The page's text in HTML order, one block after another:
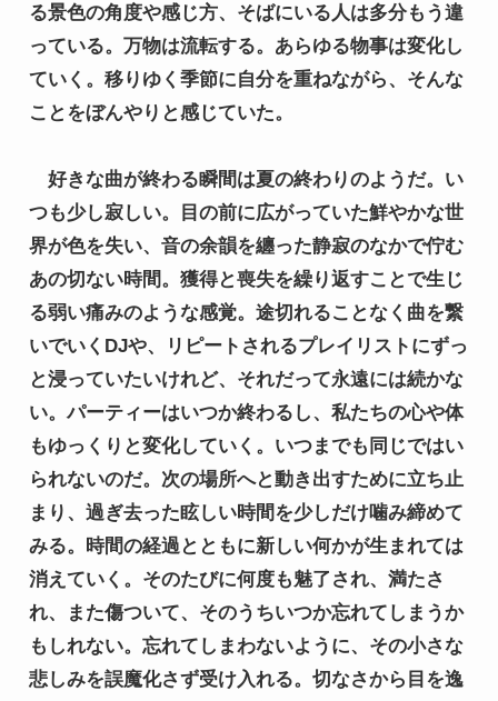
る景色の角度や感じ方、そばにいる人は多分もう違
っている。万物は流転する。あらゆる物事は変化し
ていく。移りゆく季節に自分を重ねながら、そんな
ことをぼんやりと感じていた。
好きな曲が終わる瞬間は夏の終わりのようだ。い
つも少し寂しい。目の前に広がっていた鮮やかな世
界が色を失い、音の余韻を纏った静寂のなかで佇む
あの切ない時間。獲得と喪失を繰り返すことで生じ
る弱い痛みのような感覚。途切れることなく曲を繋
いでいくDJや、リピートされるプレイリストにずっ
と浸っていたいけれど、それだって永遠には続かな
い。パーティーはいつか終わるし、私たちの心や体
もゆっくりと変化していく。いつまでも同じではい
られないのだ。次の場所へと動き出すために立ち止
まり、過ぎ去った眩しい時間を少しだけ噛み締めて
みる。時間の経過とともに新しい何かが生まれては
消えていく。そのたびに何度も魅了され、満たさ
れ、また傷ついて、そのうちいつか忘れてしまうか
もしれない。忘れてしまわないように、その小さな
悲しみを誤魔化さず受け入れる。切なさから目を逸